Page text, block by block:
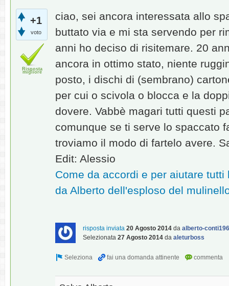
+1
voto
Risposta
migliore
ciao, sei ancora interessata allo
buttato via e mi sta servendo per
anni ho deciso di risitemare. 20
ancora in ottimo stato, niente
posto, i dischi di (sembrano)
per cui o scivola o blocca e la
dovere. Vabbè magari tutti questi
comunque se ti serve lo spaccato
troviamo il modo di fartelo avere.
Edit: Alessio
Come da accordi e per aiutare
da Alberto dell'esploso del
risposta inviata 20 Agosto 2014 da alberto-
Selezionata 27 Agosto 2014 da aleturboss